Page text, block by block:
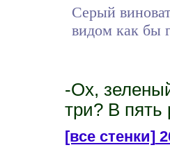
Серый
видом как бы
-Ох,
три? В
[все стенки]